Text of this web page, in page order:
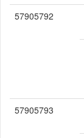
57905792
57905793